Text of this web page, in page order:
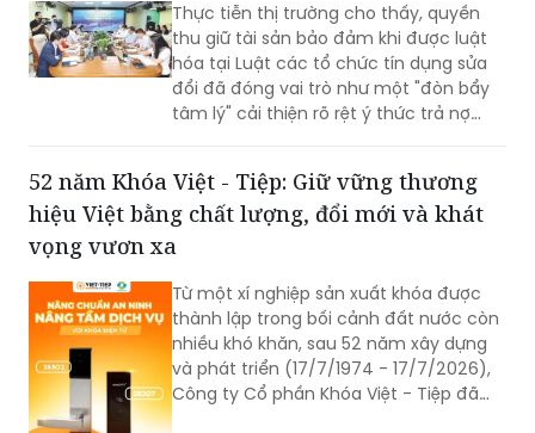
Thực tiễn thị trường cho thấy, quyền
thu giữ tài sản bảo đảm khi được luật
hóa tại Luật các tổ chức tín dụng sửa
đổi đã đóng vai trò như một "đòn bẩy
tâm lý" cải thiện rõ rệt ý thức trả nợ
52 năm Khóa Việt - Tiệp: Giữ vững thương
hiệu Việt bằng chất lượng, đổi mới và khát
vọng vươn xa
Từ một xí nghiệp sản xuất khóa được
thành lập trong bối cảnh đất nước còn
nhiều khó khăn, sau 52 năm xây dựng
và phát triển (17/7/1974 - 17/7/2026),
Công ty Cổ phần Khóa Việt - Tiệp đã